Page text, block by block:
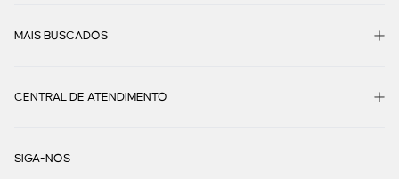
MAIS BUSCADOS
CENTRAL DE ATENDIMENTO
SIGA-NOS